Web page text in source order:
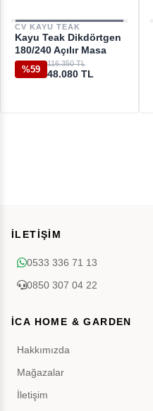
CV KAYU TEAK
Kayu Teak Dikdörtgen
180/240 Açılır Masa
%59
116.350 TL
48.080 TL
İLETİŞİM
0533 336 71 13
0850 307 04 22
İCA HOME & GARDEN
Hakkımızda
Mağazalar
İletişim